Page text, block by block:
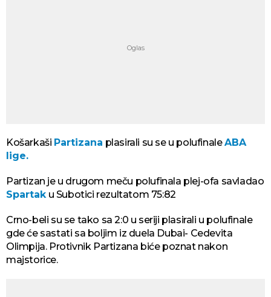
Košarkaši Partizana plasirali su se u polufinaleABA
lige.
Partizan je u drugom meču polufinala plej-ofa savladao
Spartak u Subotici rezultatom 75:82
Crno-beli su se tako sa 2:0 u seriji plasirali u polufinale
gde će sastati sa boljim iz duela Dubai- Cedevita
Olimpija. Protivnik Partizana biće poznat nakon
majstorice.